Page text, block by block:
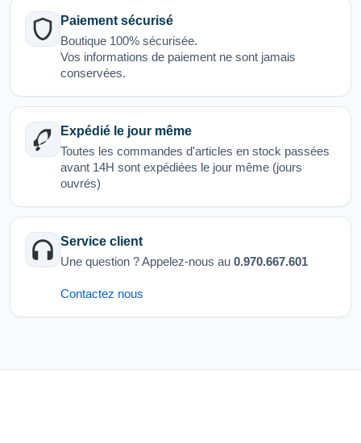
Paiement sécurisé
Boutique 100% sécurisée.
Vos informations de paiement ne sont jamais
conservées.
Expédié le jour même
Toutes les commandes d'articles en stock passées
avant 14H sont expédiées le jour même (jours
ouvrés)
Service client
Une question ? Appelez-nous au 0.970.667.601
Contactez nous